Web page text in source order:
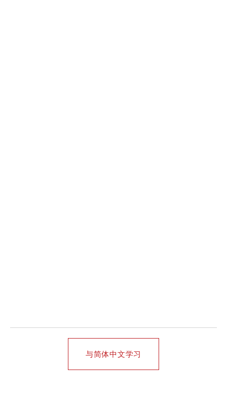
与简体中文学习